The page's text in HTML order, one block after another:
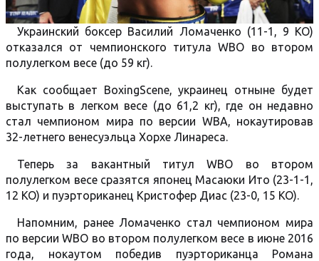
Украинский боксер Василий Ломаченко (11-1, 9 КО)
отказался от чемпионского титула WBO во втором
полулегком весе (до 59 кг).
Как сообщает BoxingScene, украинец отныне будет
выступать в легком весе (до 61,2 кг), где он недавно
стал чемпионом мира по версии WBA, нокаутировав
32-летнего венесуэльца Хорхе Линареса.
Теперь за вакантный титул WBO во втором
полулегком весе сразятся японец Масаюки Ито (23-1-1,
12 КО) и пуэрториканец Кристофер Диас (23-0, 15 КО).
Напомним, ранее Ломаченко стал чемпионом мира
по версии WBO во втором полулегком весе в июне 2016
года, нокаутом победив пуэрториканца Романа